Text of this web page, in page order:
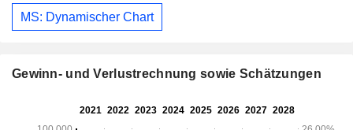
MS: Dynamischer Chart
Gewinn- und Verlustrechnung sowie Schätzungen